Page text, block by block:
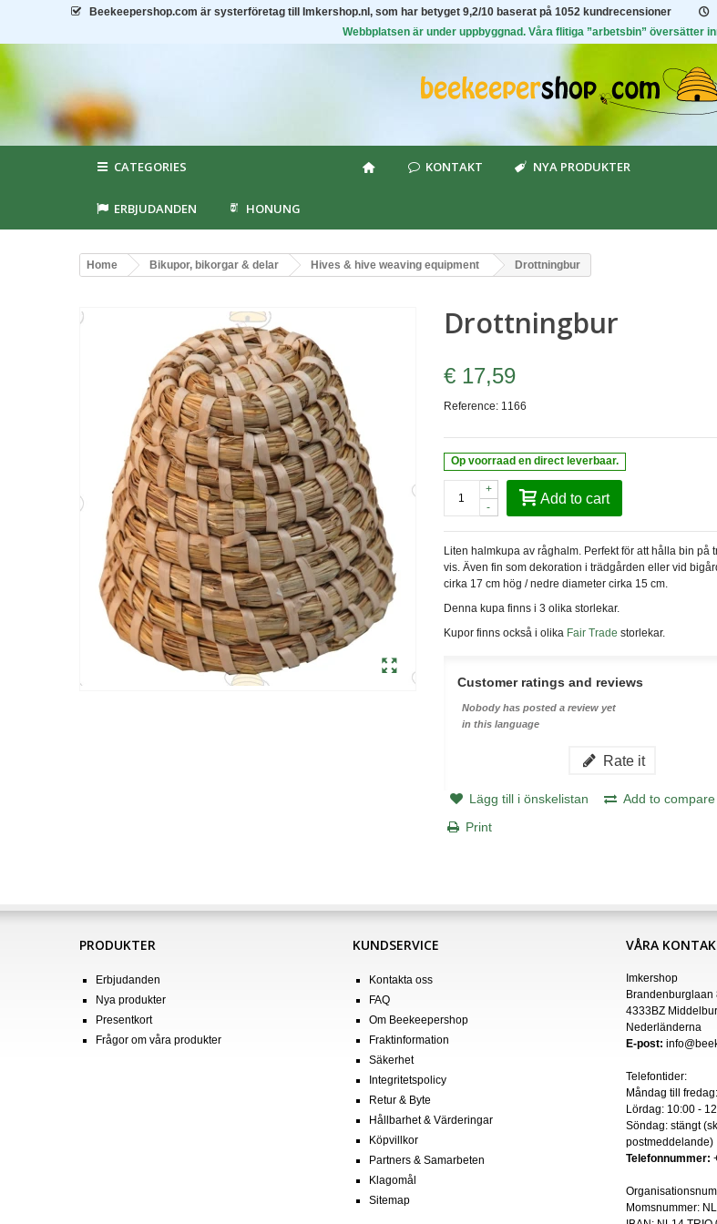
Beekeepershop.com är systerföretag till Imkershop.nl, som har betyget9,2/10 baserat på 1052 kundrecensioner
Webbplatsen är under uppbyggnad. Våra flitiga ”arbetsbin” översätter
CATEGORIES KONTAKT NYA PRODUKTER
ERBJUDANDEN HONUNG
Home Bikupor, bikorgar & delar Hives & hive weaving equipment Drottningbur
Drottningbur
€ 17,59
Reference: 1166
Op voorraad en direct leverbaar.
-
+
Add to cart
Liten halmkupa av råghalm. Perfekt för att hålla bin på
vis. Även fin som dekoration i trädgården eller vid
cirka 17 cm hög / nedre diameter cirka 15 cm.
Denna kupa finns i 3 olika storlekar.
Kupor finns också i olika Fair Trade storlekar.
Customer ratings and reviews
Nobody has posted a review yet
in this language
Rate it
Lägg till i önskelistan
Add to compare
Print
PRODUKTER
Erbjudanden
Nya produkter
Presentkort
Frågor om våra produkter
KUNDSERVICE
Kontakta oss
FAQ
Om Beekeepershop
Fraktinformation
Säkerhet
Integritetspolicy
Retur & Byte
Hållbarhet & Värderingar
Köpvillkor
Partners & Samarbeten
Klagomål
Sitemap
VÅRA
Imkershop
Brandenburglaan
4333BZ
Nederländerna
E-post:
Telefontider:
Måndag till
Lördag: 10:00 -
Söndag: stängt
postmeddelande)
Telefonnummer:
Momsnummer: